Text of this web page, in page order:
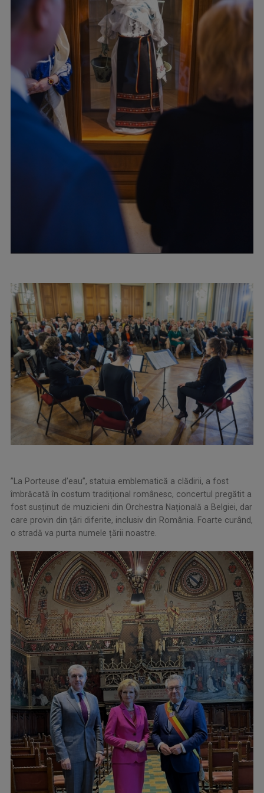
”La Porteuse d’eau”, statuia emblematică a clădirii, a fost
îmbrăcată în costum tradițional românesc, concertul pregătit a
fost susținut de muzicieni din Orchestra Națională a Belgiei, dar
care provin din țări diferite, inclusiv din România. Foarte curând,
o stradă va purta numele țării noastre.